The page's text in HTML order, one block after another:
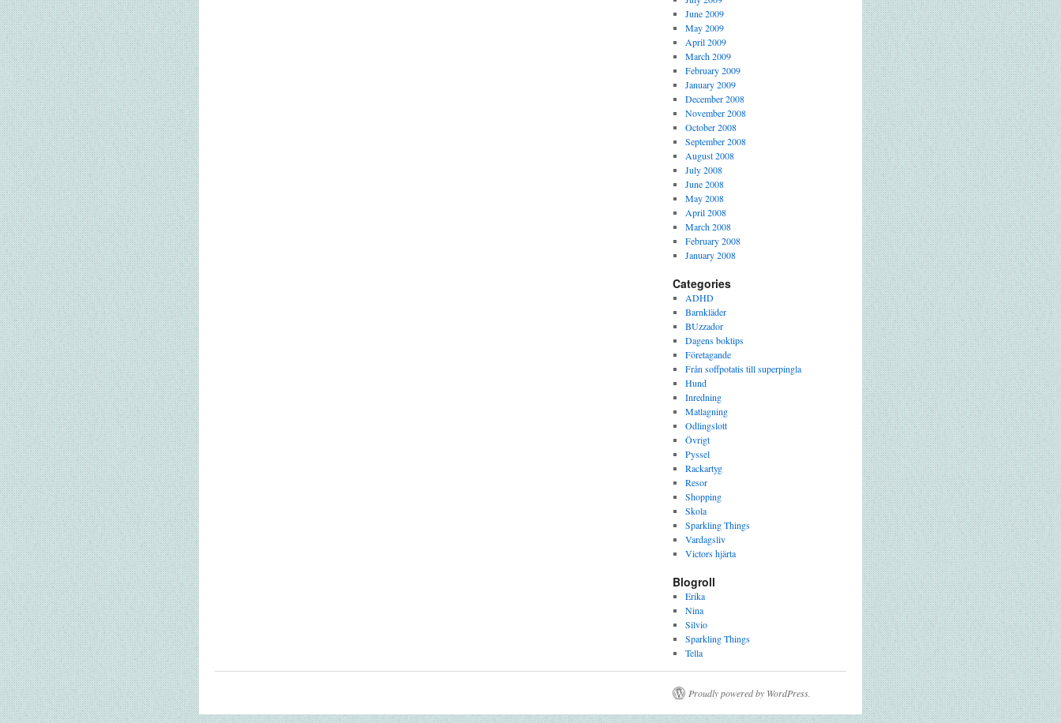
June 2009
May 2009
April 2009
March 2009
February 2009
January 2009
December 2008
November 2008
October 2008
September 2008
August 2008
July 2008
June 2008
May 2008
April 2008
March 2008
February 2008
January 2008
Categories
ADHD
Barnkläder
BUzzador
Dagens boktips
Företagande
Från soffpotatis till superpingla
Hund
Inredning
Matlagning
Odlingslott
Övrigt
Pyssel
Rackartyg
Resor
Shopping
Skola
Sparkling Things
Vardagsliv
Victors hjärta
Blogroll
Erika
Nina
Silvio
Sparkling Things
Tella
Proudly powered by WordPress.